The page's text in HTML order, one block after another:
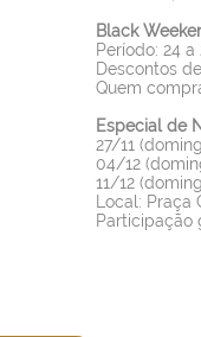
Black
Período: 24
Descontos
Quem
Especial de
27/11
04/12
11/12
Local: Praça
Participação